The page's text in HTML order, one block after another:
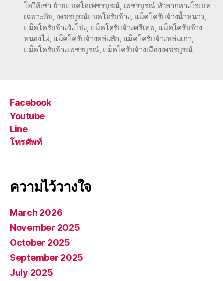
โฮให้เช่า ย้ายแบคโฮเพชรบูรณ์, เพชรบูรณ์ หัวลากหางโรเบท
เฉพาะกิจ, เพชรบูรณ์แบคโฮรับจ้าง, แม็คโครับจ้างน้ำหนาว,
แม็คโครับจ้างวังโป่ง, แม็คโครับจ้างศรีเทพ, แม็คโครับจ้าง
หนองไผ่, แม็คโครับจ้างหล่มสัก, แม็คโครับจ้างหล่มเก่า,
แม็คโครับจ้างเพชรบูรณ์, แม็คโครับจ้างเมืองเพชรบูรณ์
Facebook
Youtube
Line
โทรศัพท์
ความไว้วางใจ
March 2026
November 2025
October 2025
September 2025
July 2025